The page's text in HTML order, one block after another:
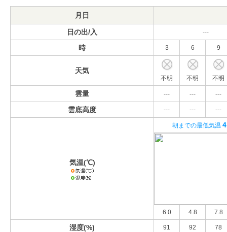
月日
日の出/入 ---
時 3 6 9
天気
不明 不明 不明
雲量 --- --- ---
雲底高度 --- --- ---
気温(℃)
朝までの最低気温
6.0 4.8 7.8
湿度(%) 91 92 78